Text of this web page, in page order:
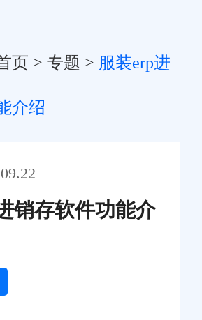
页 > 专题 > 服装erp进
介绍
销存软件功能介